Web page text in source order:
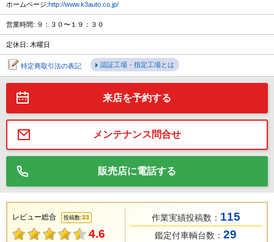
ホームページ:http://www.k3auto.co.jp/
営業時間: ９：３０〜１９：３０
定休日: 木曜日
特定商取引法の表記 認証工場・指定工場とは
来店を予約する
メンテナンス問合せ
販売店に電話する
レビュー総合 投稿数:33
4.6
作業実績投稿数： 115
鑑定付車輌台数： 29